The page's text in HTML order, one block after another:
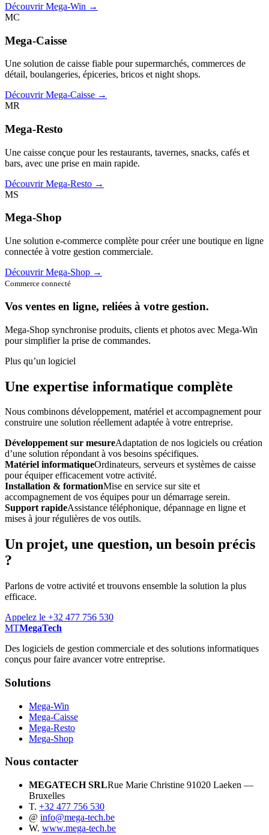
Découvrir Mega-Win →
MC
Mega-Caisse
Une solution de caisse fiable pour supermarchés, commerces de
détail, boulangeries, épiceries, bricos et night shops.
Découvrir Mega-Caisse →
MR
Mega-Resto
Une caisse conçue pour les restaurants, tavernes, snacks, cafés et
bars, avec une prise en main rapide.
Découvrir Mega-Resto →
MS
Mega-Shop
Une solution e-commerce complète pour créer une boutique en ligne
connectée à votre gestion commerciale.
Découvrir Mega-Shop →
Commerce connecté
Vos ventes en ligne, reliées à votre gestion.
Mega-Shop synchronise produits, clients et photos avec Mega-Win
pour simplifier la prise de commandes.
Plus qu’un logiciel
Une expertise informatique complète
Nous combinons développement, matériel et accompagnement pour
construire une solution réellement adaptée à votre entreprise.
Développement sur mesureAdaptation de nos logiciels ou création
d’une solution répondant à vos besoins spécifiques.
Matériel informatiqueOrdinateurs, serveurs et systèmes de caisse
pour équiper efficacement votre activité.
Installation & formationMise en service sur site et
accompagnement de vos équipes pour un démarrage serein.
Support rapideAssistance téléphonique, dépannage en ligne et
mises à jour régulières de vos outils.
Un projet, une question, un besoin précis
?
Parlons de votre activité et trouvons ensemble la solution la plus
efficace.
Appelez le +32 477 756 530
MTMegaTech
Des logiciels de gestion commerciale et des solutions informatiques
conçus pour faire avancer votre entreprise.
Solutions
Mega-Win
Mega-Caisse
Mega-Resto
Mega-Shop
Nous contacter
MEGATECH SRLRue Marie Christine 91020 Laeken —
Bruxelles
T. +32 477 756 530
@ info@mega-tech.be
W. www.mega-tech.be